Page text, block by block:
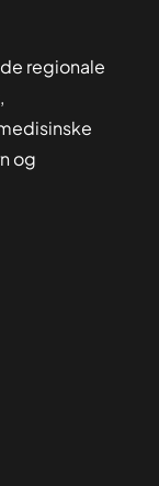
regionale
og